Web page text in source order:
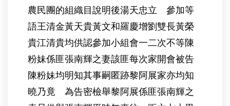
農民團的組織目說明後湯天忠立 參加等
語王清金黃天貴黃文和羅慶增劉雙長黃榮
貴江清貴均供認參加小組會一二次不等陳
粉妹係匪張南輝之妻該匪每次家開會被告
陳粉妹均明知其事嗣匿跡黎阿展家亦均知
曉乃竟 為告密檢舉黎阿展係匪張南輝之